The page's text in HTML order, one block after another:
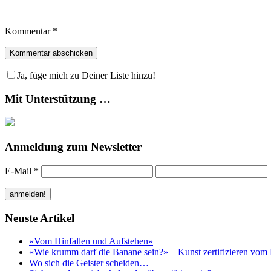
Kommentar *
Ja, füge mich zu Deiner Liste hinzu!
Mit Unterstützung …
Anmeldung zum Newsletter
E-Mail *
Neuste Artikel
«Vom Hinfallen und Aufstehen»
«Wie krumm darf die Banane sein?» – Kunst zertifizieren vom
Wo sich die Geister scheiden…